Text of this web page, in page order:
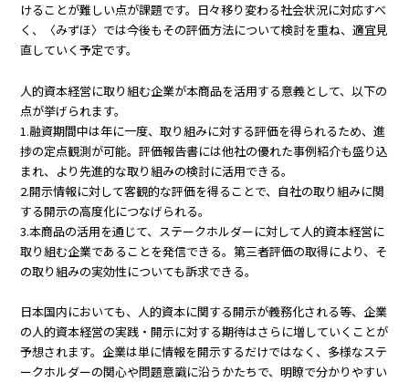
けることが難しい点が課題です。日々移り変わる社会状況に対応すべ
く、〈みずほ〉では今後もその評価方法について検討を重ね、適宜見
直していく予定です。
人的資本経営に取り組む企業が本商品を活用する意義として、以下の
点が挙げられます。
1.融資期間中は年に一度、取り組みに対する評価を得られるため、進
捗の定点観測が可能。評価報告書には他社の優れた事例紹介も盛り込
まれ、より先進的な取り組みの検討に活用できる。
2.開示情報に対して客観的な評価を得ることで、自社の取り組みに関
する開示の高度化につなげられる。
3.本商品の活用を通じて、ステークホルダーに対して人的資本経営に
取り組む企業であることを発信できる。第三者評価の取得により、そ
の取り組みの実効性についても訴求できる。
日本国内においても、人的資本に関する開示が義務化される等、企業
の人的資本経営の実践・開示に対する期待はさらに増していくことが
予想されます。企業は単に情報を開示するだけではなく、多様なステ
ークホルダーの関心や問題意識に沿うかたちで、明瞭で分かりやすい